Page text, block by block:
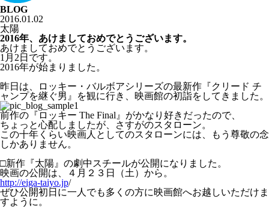
BLOG
2016.01.02
太陽
2016年、あけましておめでとうございます。
あけましておめでとうございます。
1月2日です。
2016年が始まりました。
昨日は、ロッキー・バルボアシリーズの最新作『クリード チ
ャンプを継ぐ男』を観に行き、映画館の初詣をしてきました。
前作の『ロッキー The Final』がかなり好きだったので、
ちょっと心配しましたが、さすがのスタローン。
この十年くらい映画人としてのスタローンには、もう尊敬の念
しかありません。
□新作『太陽』の劇中スチールが公開になりました。
映画の公開は、４月２３日（土）から。
http://eiga-taiyo.jp/
ぜひ公開初日に一人でも多くの方に映画館へお越しいただけま
すように。